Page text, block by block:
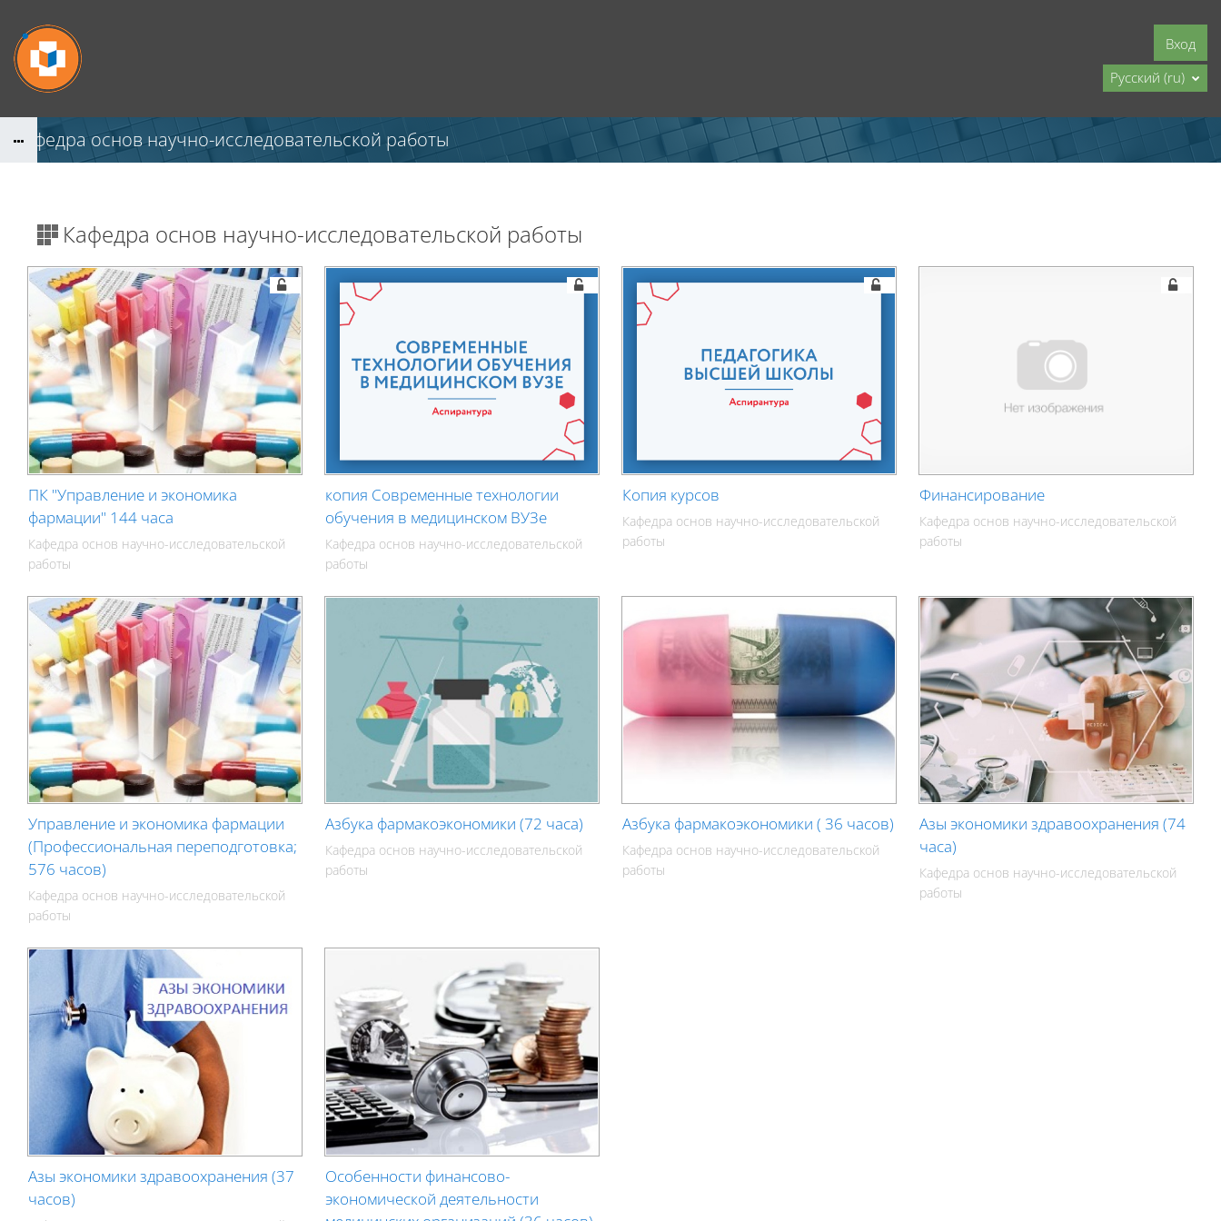
Вход
Русский ‎(ru)‎
Кафедра основ научно-исследовательской работы
Кафедра основ научно-исследовательской работы
ПК "Управление и экономика
фармации" 144 часа
Кафедра основ научно-исследовательской
работы
копия Современные технологии
обучения в медицинском ВУЗе
Кафедра основ научно-исследовательской
работы
Копия курсов
Кафедра основ научно-исследовательской
работы
Финансирование
Кафедра основ научно-исследовательской
работы
Управление и экономика фармации
(Профессиональная переподготовка;
576 часов)
Кафедра основ научно-исследовательской
работы
Азбука фармакоэкономики (72 часа)
Кафедра основ научно-исследовательской
работы
Азбука фармакоэкономики ( 36 часов)
Кафедра основ научно-исследовательской
работы
Азы экономики здравоохранения (74
часа)
Кафедра основ научно-исследовательской
работы
Азы экономики здравоохранения (37
часов)
Особенности финансово-
экономической деятельности